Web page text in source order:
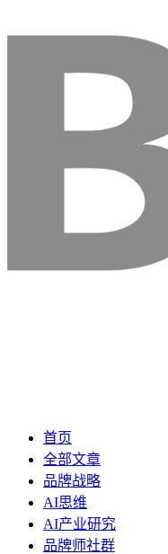
首页
全部文章
品牌战略
AI思维
AI产业研究
品牌师社群